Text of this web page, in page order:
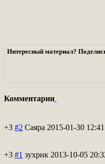
Интересный материал?
Комментарии
+3 #2 Саяра 2015-01-30 12:41
+3 #1 зухрик 2013-10-05